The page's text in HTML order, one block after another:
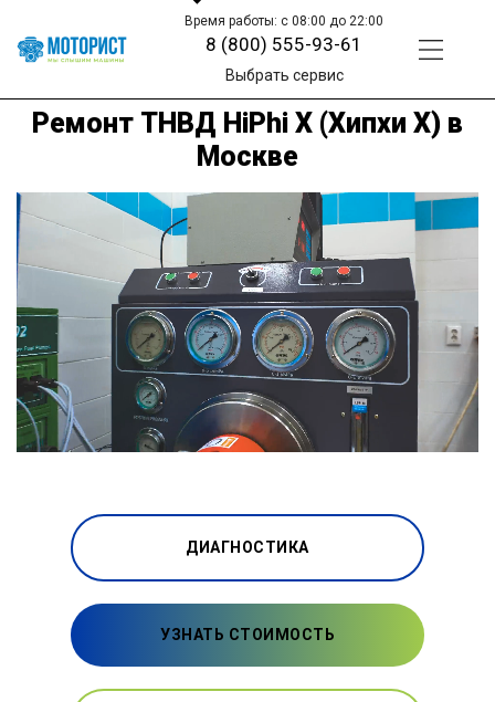
Время работы: с 08:00 до 22:00
8 (800) 555-93-61
Выбрать сервис
Ремонт ТНВД HiPhi X (Хипхи X) в
Москве
ДИАГНОСТИКА
УЗНАТЬ СТОИМОСТЬ